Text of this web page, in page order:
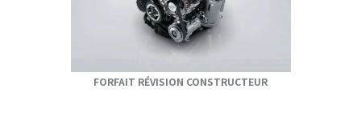
FORFAIT RÉVISION CONSTRUCTEUR